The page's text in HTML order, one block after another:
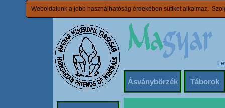
Weboldalunk a jobb használhatóság érdekében sütiket alkalmaz.
Ásványbörzék Táborok